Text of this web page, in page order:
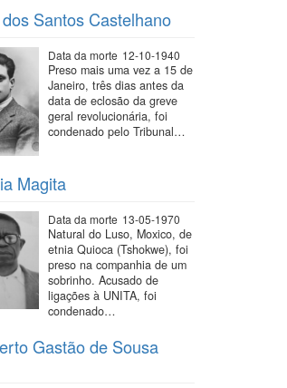
Santos Castelhano
Data da morte 12-10-1940
Preso mais uma vez a 15 de
Janeiro, três dias antes da
data de eclosão da greve
geral revolucionária, foi
condenado pelo Tribunal…
Magita
Data da morte 13-05-1970
Natural do Luso, Moxico, de
etnia Quioca (Tshokwe), foi
preso na companhia de um
sobrinho. Acusado de
ligações à UNITA, foi
condenado…
Gastão de Sousa